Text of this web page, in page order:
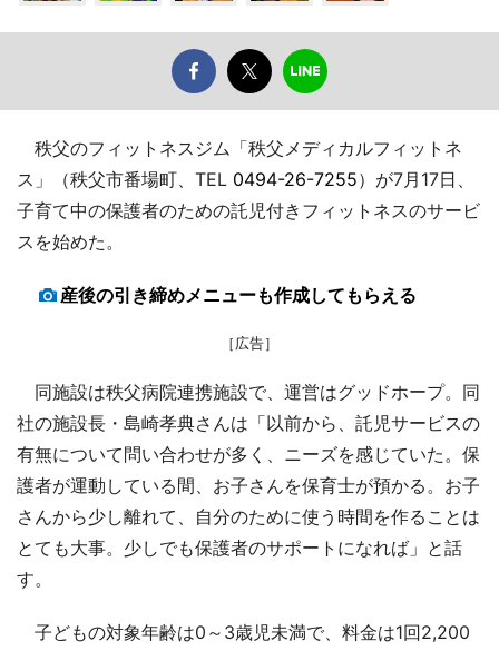
秩父のフィットネスジム「秩父メディカルフィットネ
ス」（秩父市番場町、TEL 0494-26-7255）が7月17日、
子育て中の保護者のための託児付きフィットネスのサービ
スを始めた。
産後の引き締めメニューも作成してもらえる
［広告］
同施設は秩父病院連携施設で、運営はグッドホープ。同
社の施設長・島崎孝典さんは「以前から、託児サービスの
有無について問い合わせが多く、ニーズを感じていた。保
護者が運動している間、お子さんを保育士が預かる。お子
さんから少し離れて、自分のために使う時間を作ることは
とても大事。少しでも保護者のサポートになれば」と話
す。
子どもの対象年齢は0～3歳児未満で、料金は1回2,200